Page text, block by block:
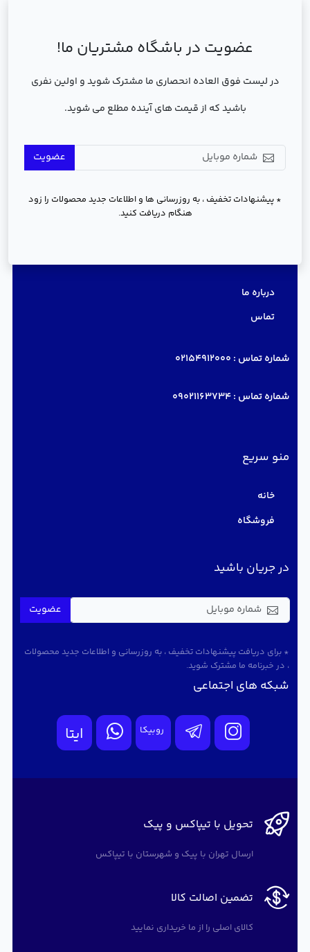
عضویت در باشگاه مشتریان ما!
در لیست فوق العاده انحصاری ما مشترک شوید و اولین نفری
باشید که از قیمت های آینده مطلع می شوید.
عضویت
* پیشنهادات تخفیف ، به روزرسانی ها و اطلاعات جدید محصولات را زود
هنگام دریافت کنید.
درباره ما
تماس
شماره تماس : 02154912000
شماره تماس :09021163734
منو سریع
خانه
فروشگاه
در جریان باشید
عضویت
* برای دریافت پیشنهادات تخفیف ، به روزرسانی و اطلاعات جدید محصولات
، در خبرنامه ما مشترک شوید.
شبکه های اجتماعی
روبیکا ایتا
تحویل با تیپاکس و پیک
ارسال تهران با پیک و شهرستان با تیپاکس
تضمین اصالت کالا
کالای اصلی را از ما خریداری نمایید